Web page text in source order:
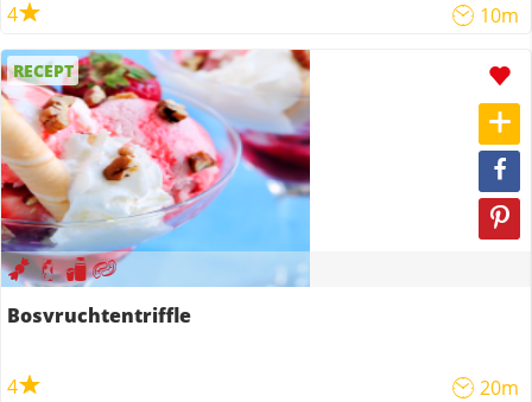
4 10m
RECEPT
Bosvruchtentriffle
4 20m